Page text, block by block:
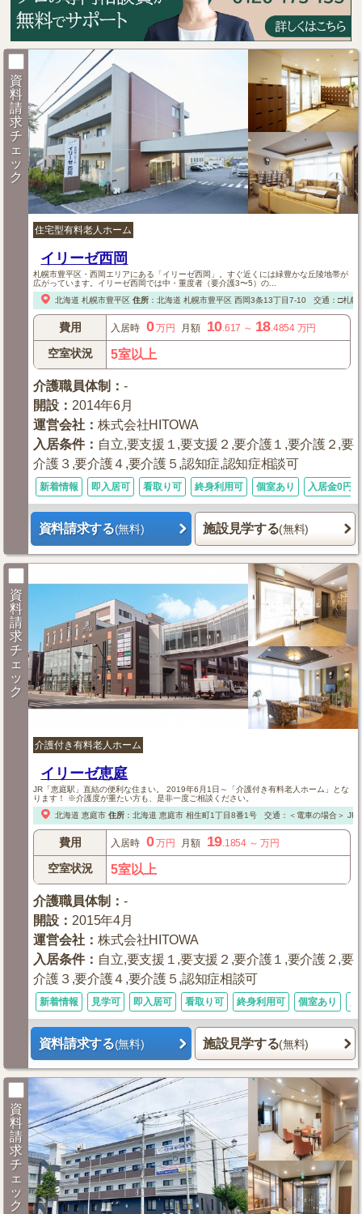
資
料
請
求
チ
ェ
ッ
ク
住宅型有料老人ホーム
イリーゼ西岡
札幌市豊平区・西岡エリアにある「イリーゼ西岡」。すぐ近くには緑豊かな丘陵地帯が
広がっています。イリーゼ西岡では中・重度者（要介護3〜5）の...
北海道 札幌市豊平区 住所： 北海道 札幌市豊平区西岡3条13丁目7-10 交通：□札幌
費用 入居時 0万円 月額 10.617 ～ 18.4854 万円
空室状況 5室以上
介護職員体制 ：-
開設 ： 2014年6月
運営会社 ：株式会社HITOWA
入居条件： 自立,要支援１,要支援２,要介護１,要介護２,要
介護３,要介護４,要介護５,認知症,認知症相談可
新着情報 即入居可 看取り可 終身利用可 個室あり 入居金0円
資料請求する(無料) 施設見学する(無料)
資
料
請
求
チ
ェ
ッ
ク
介護付き有料老人ホーム
イリーゼ恵庭
JR「恵庭駅」直結の便利な住まい。 2019年6月1日～「介護付き有料老人ホーム」とな
ります！ ※介護度が重たい方も、是非一度ご相談ください。
北海道 恵庭市 住所： 北海道 恵庭市相生町1丁目8番1号 交通：＜電車の場合＞ JR
費用 入居時 0万円 月額 19 .1854 ～万円
空室状況 5室以上
介護職員体制 ：-
開設 ： 2015年4月
運営会社 ：株式会社HITOWA
入居条件： 自立,要支援１,要支援２,要介護１,要介護２,要
介護３,要介護４,要介護５,認知症相談可
新着情報 見学可 即入居可 看取り可 終身利用可 個室あり
資料請求する(無料) 施設見学する(無料)
資
料
請
求
チ
ェ
ッ
ク